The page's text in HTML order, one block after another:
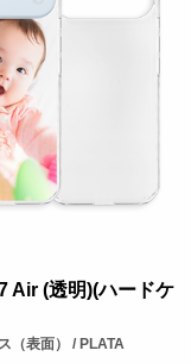
Air (透明)(ハードケ
（表面） / PLATA